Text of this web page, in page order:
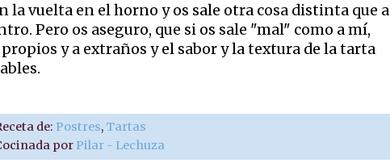
la vuelta en el horno y os sale otra cosa distinta que a
Pero os aseguro, que si os sale "mal" como a mí,
y a extraños y el sabor y la textura de la tarta
de: Postres, Tartas
por Pilar - Lechuza